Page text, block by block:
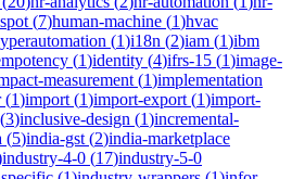
(7)human-machine (1)hvac
(1)i18n (2)iam (1)ibm
(1)identity (4)ifrs-15 (1)image-
measurement (1)implementation
(1)import (1)import-export (1)import-
(3)inclusive-design (1)incremental-
(5)india-gst (2)india-marketplace
industry-4-0 (17)industry-5-0